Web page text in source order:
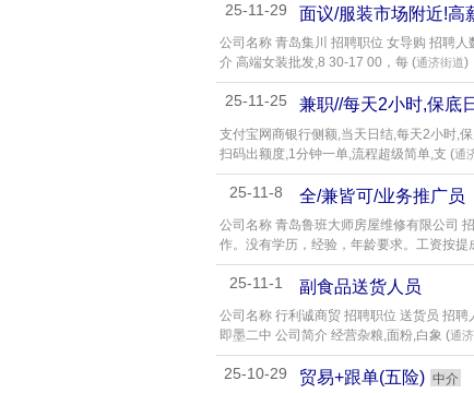
25-11-29 面议/服装市场附近!高
公司名称 青岛集川 招聘职位 女导购 招聘
介 高端女装批发,8 30-17 00，每 (通济街道)
25-11-25 兼职//每天2小时,保底
支付宝网商银行侧额,当天日结,每天2小时,
扫码出额度,1分钟一单,流程超级简单,支 (通
25-11-8 全/兼皆可/业务推广员
公司名称 青岛鲁班大师房屋维修有限公司
作。没有学历，经验，年龄要求。工资按提
25-11-1 副食品送货人员
公司名称 行利诚商贸 招聘职位 送货员 招
即墨二中 公司简介 经营杂粮,面粉,白象 (通
25-10-29 贸易+跟单(五险) 中介